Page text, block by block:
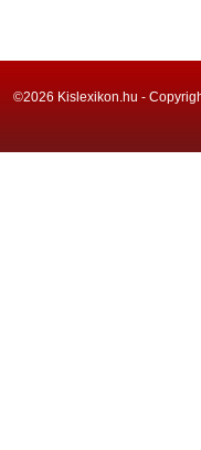
©2026 Kislexikon.hu -